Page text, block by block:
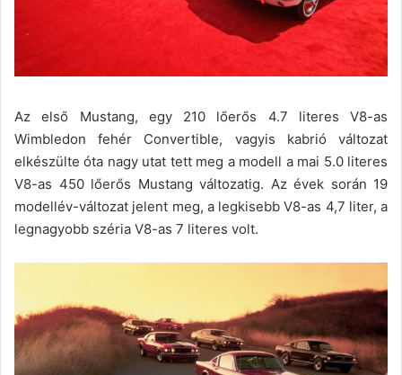
Az első Mustang, egy 210 lőerős 4.7 literes V8-as
Wimbledon fehér Convertible, vagyis kabrió változat
elkészülte óta nagy utat tett meg a modell a mai 5.0 literes
V8-as 450 lőerős Mustang változatig. Az évek során 19
modellév-változat jelent meg, a legkisebb V8-as 4,7 liter, a
legnagyobb széria V8-as 7 literes volt.